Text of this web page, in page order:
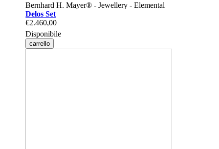
Bernhard H. Mayer® - Jewellery - Elemental
Delos Set
€2.460,00
Disponibile
carrello